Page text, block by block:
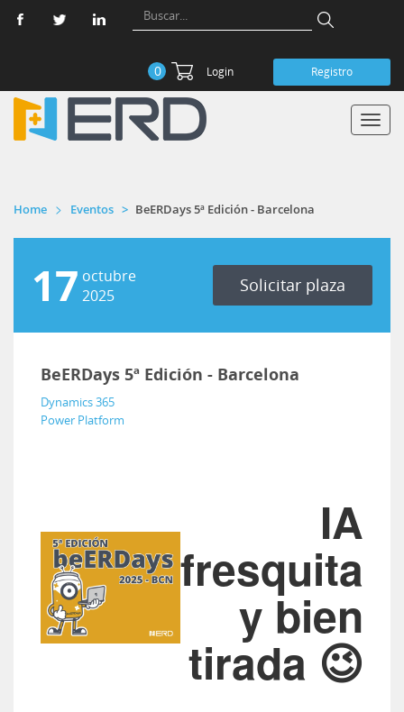
0 Login Registro
Home Eventos BeERDays 5ª Edición - Barcelona
17 octubre
2025
Solicitar plaza
BeERDays 5ª Edición - Barcelona
Dynamics 365
Power Platform
IA
fresquita
y bien
tirada 😉